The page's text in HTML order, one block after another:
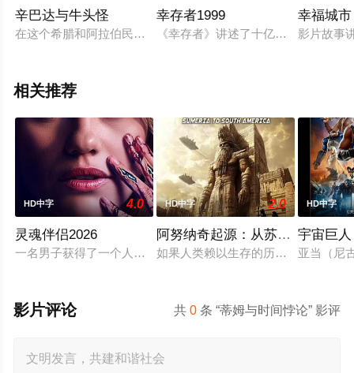
辛巴达与牛头怪
在这个希腊和阿拉伯民间的传说故事中，我们的航海家和经验丰
幸存者1999
《幸存者》讲述了十亿年前，外星
幸福城市
影片故事
相关推荐
HD中字 4.0
灵魂伴侣2026
一名男子获得了一个人工智能机器人，以应对刚刚去世的妻子
HD中字 2.0
阿努纳奇起源：从苏美尔到南美
如果人类赖以生存的历史，从一开
HD中字
宇宙巨
亚当（尼
共0 条 “蒂姆与时间悖论” 影评
影片评论